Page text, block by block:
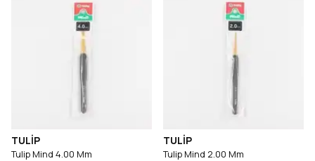
TULİP
Tulip Mind 4.00 Mm
TULİP
Tulip Mind 2.00 Mm